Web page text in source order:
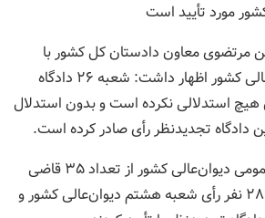
مورد تأیید است
مرتضوی معاون دادستان کل کشور با
تأیید رأی شعبه دیوان‌عالی کشور اظهار داشت: شعبه ۲۶ دادگاه
استدلالی نکرده است و بدون استدلال
دادگاه تجدیدنظر رأی صادر کرده است.
در پایان جلسه هیأت عمومی دیوان‌عالی کشور از تعداد ۳۵ قاضی
حاضر در جلسه، تعداد ۲۸ نفر رأی شعبه هشتم دیوان‌عالی کشور و